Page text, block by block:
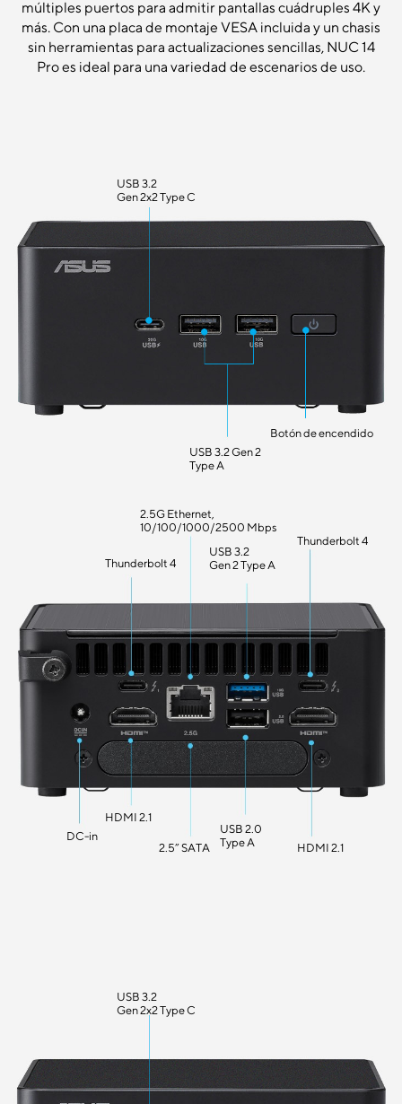
múltiples puertos para admitir pantallas cuádruples 4K y
más. Con una placa de montaje VESA incluida y un chasis
sin herramientas para actualizaciones sencillas, NUC 14
Pro es ideal para una variedad de escenarios de uso.
USB 3.2
Gen 2x2 Type C
USB 3.2 Gen 2
Type A
Botón de encendido
Thunderbolt 4
2.5G Ethernet,
10/100/1000/2500 Mbps
USB 3.2
Gen 2 Type A
Thunderbolt 4
DC-in
HDMI 2.1
2.5” SATA
USB 2.0
Type A
HDMI 2.1
USB 3.2
Gen 2x2 Type C